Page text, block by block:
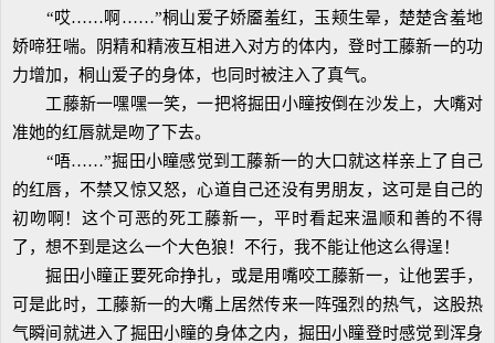
“哎……啊……”桐山爱子娇靥羞红，玉颊生晕，楚楚含羞地
娇啼狂喘。阴精和精液互相进入对方的体内，登时工藤新一的功
力增加，桐山爱子的身体，也同时被注入了真气。
工藤新一嘿嘿一笑，一把将掘田小瞳按倒在沙发上，大嘴对
准她的红唇就是吻了下去。
“唔……”掘田小瞳感觉到工藤新一的大口就这样亲上了自己
的红唇，不禁又惊又怒，心道自己还没有男朋友，这可是自己的
初吻啊！这个可恶的死工藤新一，平时看起来温顺和善的不得
了，想不到是这么一个大色狼！不行，我不能让他这么得逞！
掘田小瞳正要死命挣扎，或是用嘴咬工藤新一，让他罢手，
可是此时，工藤新一的大嘴上居然传来一阵强烈的热气，这股热
气瞬间就进入了掘田小瞳的身体之内，掘田小瞳登时感觉到浑身